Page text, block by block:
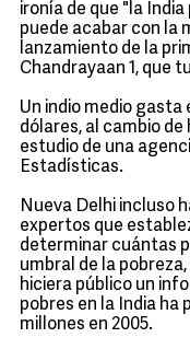
ironía de que "la
puede acabar con la
lanzamiento de la
Chandrayaan 1, que
Un indio medio gasta
dólares, al cambio
estudio de una
Estadísticas.
Nueva Delhi incluso
expertos que
determinar cuántas
umbral de la
hiciera público un
pobres en la India ha
millones en 2005.